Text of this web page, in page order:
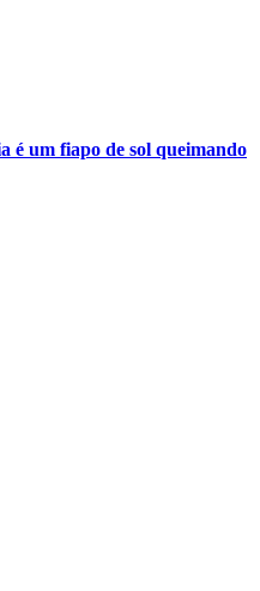
é um fiapo de sol queimando